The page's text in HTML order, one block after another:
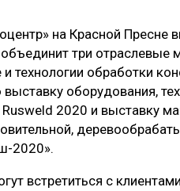
ПРОИЗВОДСТВО
на Красной Пресне
три отраслевые
технологии обработки
оборудования,
2020 и выставку
2020».
встретиться с